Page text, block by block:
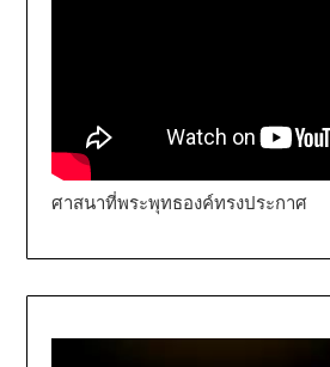
ศาสนาที่พระพุทธองค์ทรงประกาศ